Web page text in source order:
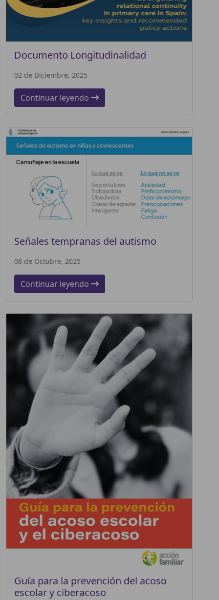
Documento Longitudinalidad
02 de Diciembre, 2025
Continuar leyendo
Señales tempranas del autismo
08 de Octubre, 2025
Continuar leyendo
Guía para la prevención del acoso
escolar y ciberacoso